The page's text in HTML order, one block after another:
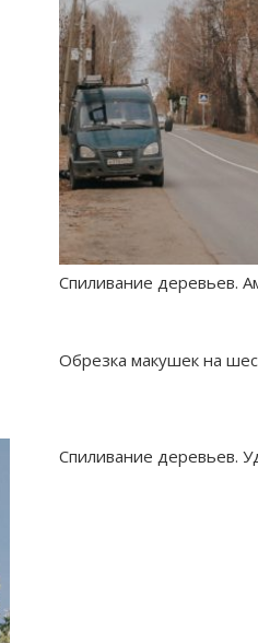
Спиливание деревьев.
Обрезка макушек на
Спиливание деревьев.